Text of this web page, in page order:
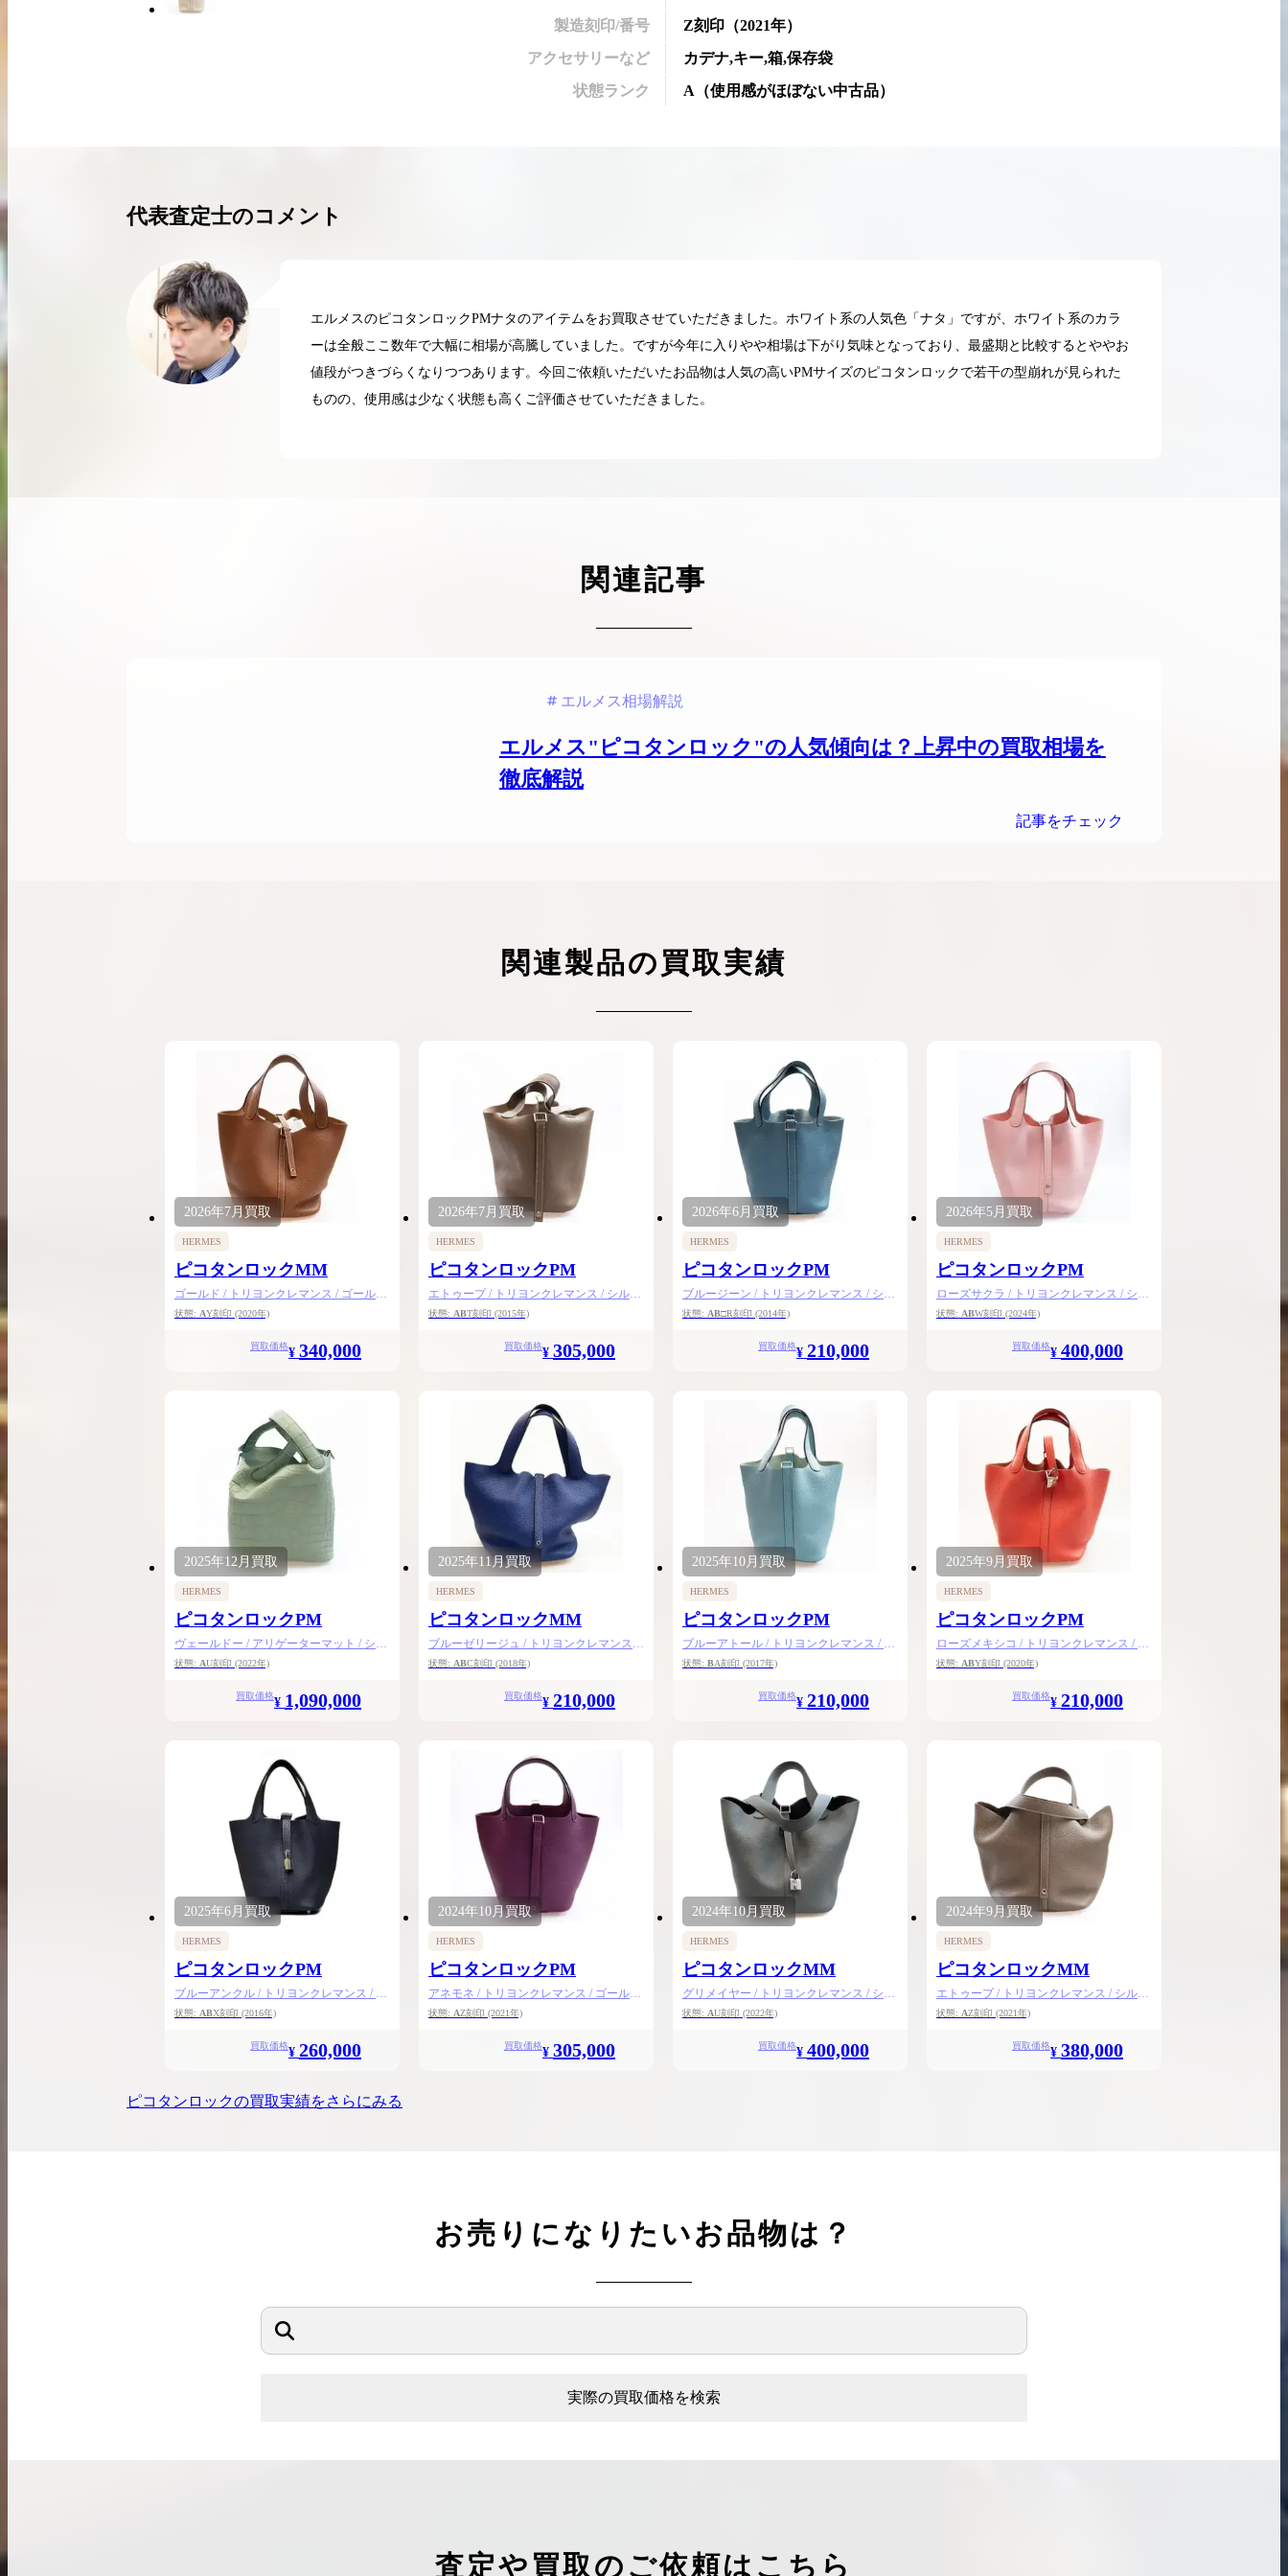
2025.05.16
製造刻印/番号 Z刻印 （2021年）
アクセサリーなど
カデナ,キー,箱,保存袋
状態ランク
A （使用感がほぼない中古品）
代表査定士のコメント
エルメスのピコタンロックPMナタのアイテムをお買取させていただきました。ホワイト系の人気色「ナタ」ですが、ホワイト系のカラ
ーは全般ここ数年で大幅に相場が高騰していました。ですが今年に入りやや相場は下がり気味となっており、最盛期と比較するとややお
値段がつきづらくなりつつあります。今回ご依頼いただいたお品物は人気の高いPMサイズのピコタンロックで若干の型崩れが見られた
ものの、使用感は少なく状態も高くご評価させていただきました。
関連記事
エルメス相場解説
エルメス"ピコタンロック"の人気傾向は？上昇中の買取相場を
徹底解説
記事をチェック
関連製品の買取実績
2026年7月買取
HERMES
ピコタンロックMM
ゴールド / トリヨンクレマンス / ゴールド
金具
状態: AY刻印 (2020年)
買取価格¥ 340,000
2026年7月 買取
HERMES
ピコタンロックPM
エトゥープ / トリヨンクレマンス / シルバ
ー金具
状態: ABT刻印 (2015年)
買取価格¥ 305,000
2026年6月 買取
HERMES
ピコタンロックPM
ブルージーン / トリヨンクレマンス / シル
バー金具
状態: AB□R刻印 (2014年)
買取価格¥ 210,000
2026年5月 買取
HERMES
ピコタンロックPM
ローズサクラ / トリヨンクレマンス / シル
バー金具
状態: ABW刻印 (2024年)
買取価格¥ 400,000
2025年12月 買取
HERMES
ピコタンロックPM
ヴェールドー / アリゲーターマット / シル
バー金具
状態: AU刻印 (2022年)
買取価格¥ 1,090,000
2025年11月買取
HERMES
ピコタンロックMM
ブルーゼリージュ / トリヨンクレマンス /
シルバー金具
状態: ABC刻印 (2018年)
買取価格¥ 210,000
2025年10月買取
HERMES
ピコタンロックPM
ブルーアトール / トリヨンクレマンス / シ
ルバー金具
状態: BA刻印 (2017年)
買取価格¥ 210,000
2025年9月買取
HERMES
ピコタンロックPM
ローズメキシコ / トリヨンクレマンス / シ
ルバー金具
状態: ABY刻印 (2020年)
買取価格¥ 210,000
2025年6月 買取
HERMES
ピコタンロックPM
ブルーアンクル / トリヨンクレマンス / シ
ルバー金具
状態: ABX刻印 (2016年)
買取価格¥ 260,000
2024年10月買取
HERMES
ピコタンロックPM
アネモネ / トリヨンクレマンス / ゴールド
金具
状態: AZ刻印 (2021年)
買取価格¥ 305,000
2024年10月買取
HERMES
ピコタンロックMM
グリメイヤー / トリヨンクレマンス / シル
バー金具
状態: AU刻印 (2022年)
買取価格¥ 400,000
2024年9月買取
HERMES
ピコタンロックMM
エトゥープ / トリヨンクレマンス / シルバ
ー金具
状態: AZ刻印 (2021年)
買取価格¥ 380,000
ピコタンロックの買取実績をさらにみる
お売りになりたいお品物は？
実際の買取価格を検索
査定や買取のご依頼はこちら